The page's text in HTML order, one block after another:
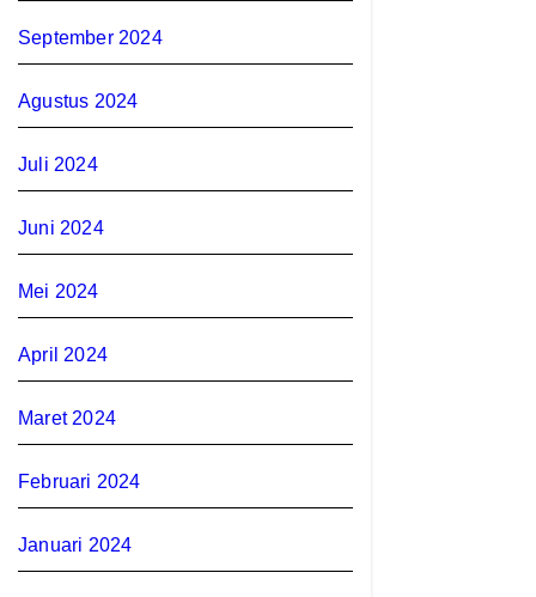
September 2024
Agustus 2024
Juli 2024
Juni 2024
Mei 2024
April 2024
Maret 2024
Februari 2024
Januari 2024